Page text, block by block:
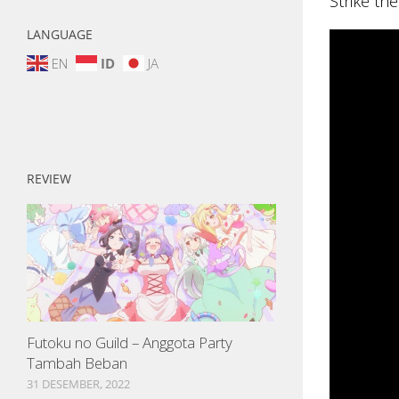
LANGUAGE
EN ID JA
REVIEW
Futoku no Guild – Anggota Party
Tambah Beban
31 DESEMBER, 2022